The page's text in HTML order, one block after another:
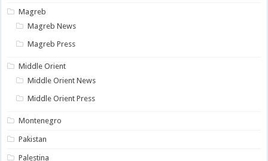
Magreb
Magreb News
Magreb Press
Middle Orient
Middle Orient News
Middle Orient Press
Montenegro
Pakistan
Palestina